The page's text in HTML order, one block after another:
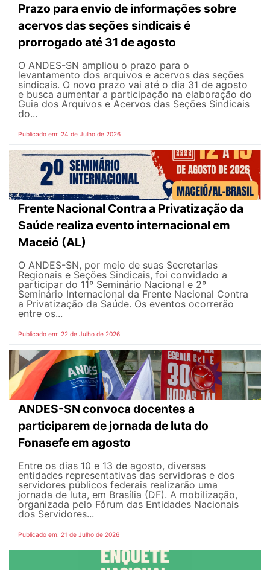
Prazo para envio de informações sobre
acervos das seções sindicais é
prorrogado até 31 de agosto
O ANDES-SN ampliou o prazo para o
levantamento dos arquivos e acervos das seções
sindicais. O novo prazo vai até o dia 31 de agosto
e busca aumentar a participação na elaboração do
Guia dos Arquivos e Acervos das Seções Sindicais
do...
Publicado em: 24 de Julho de 2026
Frente Nacional Contra a Privatização da
Saúde realiza evento internacional em
Maceió (AL)
O ANDES-SN, por meio de suas Secretarias
Regionais e Seções Sindicais, foi convidado a
participar do 11º Seminário Nacional e 2º
Seminário Internacional da Frente Nacional Contra
a Privatização da Saúde. Os eventos ocorrerão
entre os...
Publicado em: 22 de Julho de 2026
ANDES-SN convoca docentes a
participarem de jornada de luta do
Fonasefe em agosto
Entre os dias 10 e 13 de agosto, diversas
entidades representativas das servidoras e dos
servidores públicos federais realizarão uma
jornada de luta, em Brasília (DF). A mobilização,
organizada pelo Fórum das Entidades Nacionais
dos Servidores...
Publicado em: 21 de Julho de 2026